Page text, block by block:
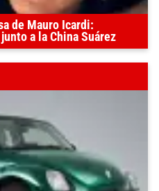
de Mauro Icardi:
a la China Suárez